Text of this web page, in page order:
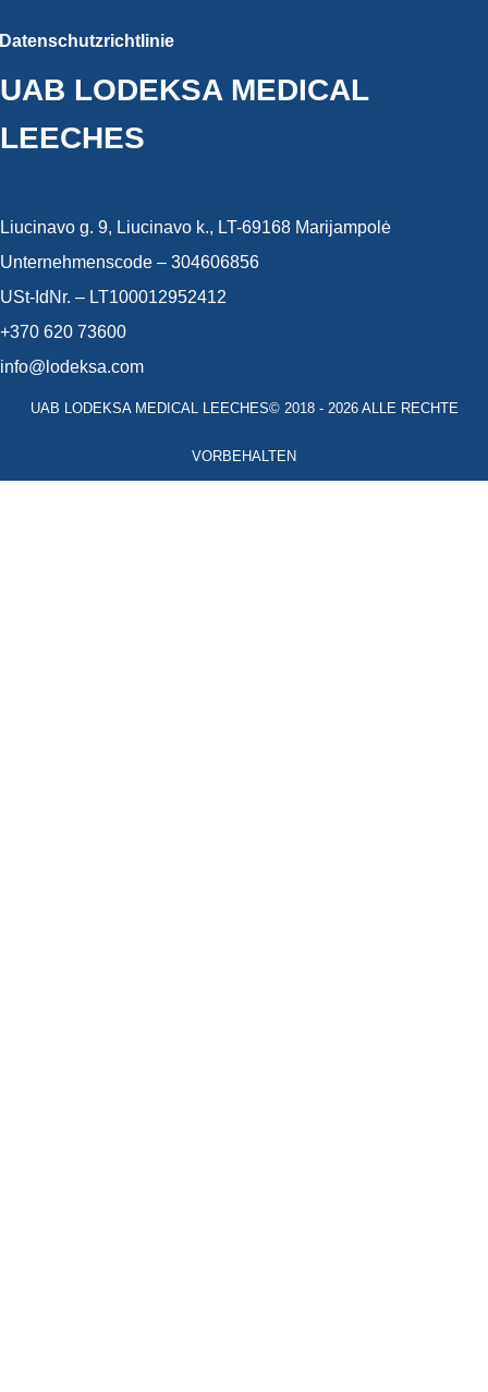
Datenschutzrichtlinie
UAB LODEKSA MEDICAL
LEECHES
Liucinavo g. 9, Liucinavo k., LT-69168 Marijampolė
Unternehmenscode – 304606856
USt-IdNr. – LT100012952412
+370 620 73600
info@lodeksa.com
UAB LODEKSA MEDICAL LEECHES© 2018 - 2026 ALLE RECHTE
VORBEHALTEN